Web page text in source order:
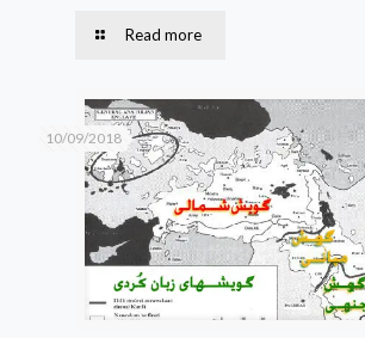
Read more
10/09/2018